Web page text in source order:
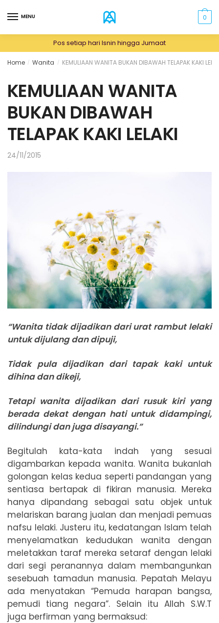
to
to
MENU 0
Pos setiap hari Isnin hingga Jumaat
Home / Wanita / KEMULIAAN WANITA BUKAN DIBAWAH TELAPAK KAKI
KEMULIAAN WANITA
BUKAN DIBAWAH
TELAPAK KAKI LELAKI
24/11/2015
“Wanita tidak dijadikan dari urat rambut lelaki
untuk dijulang dan dipuji,
Tidak pula dijadikan dari tapak kaki untuk
dihina dan dikeji,
Tetapi wanita dijadikan dari rusuk kiri yang
berada dekat dengan hati untuk didampingi,
dilindungi dan juga disayangi.”
Begitulah kata-kata indah yang sesuai
digambarkan kepada wanita. Wanita bukanlah
golongan kelas kedua seperti pandangan yang
sentiasa bertapak di fikiran manusia. Mereka
hanya dipandang sebagai satu objek untuk
melariskan barang jualan dan menjadi pemuas
nafsu lelaki. Justeru itu, kedatangan Islam telah
menyelamatkan kedudukan wanita dengan
meletakkan taraf mereka setaraf dengan lelaki
dari segi peranannya dalam membangunkan
sesebuah tamadun manusia. Pepatah Melayu
ada menyatakan “Pemuda harapan bangsa,
pemudi tiang negara”. Selain itu Allah S.W.T
juga berfirman yang bermaksud: